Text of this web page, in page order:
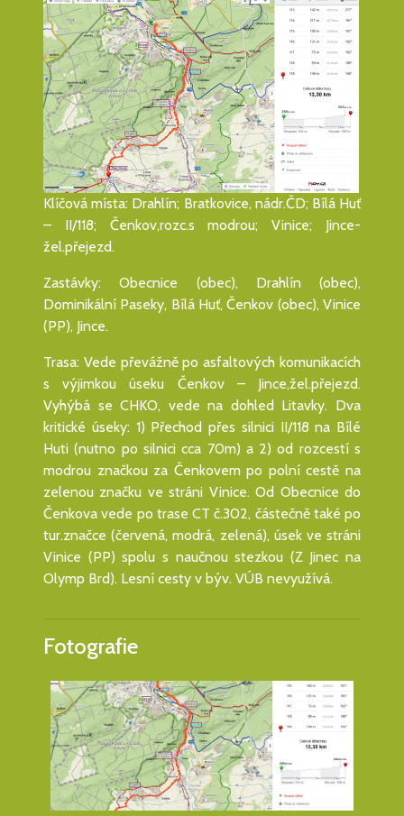
Klíčová místa: Drahlín; Bratkovice, nádr.ČD; Bílá Huť
– II/118; Čenkov,rozc.s modrou; Vinice; Jince-
žel.přejezd.
Zastávky: Obecnice (obec), Drahlín (obec),
Dominikální Paseky, Bílá Huť, Čenkov (obec), Vinice
(PP), Jince.
Trasa: Vede převážně po asfaltových komunikacích
s výjimkou úseku Čenkov – Jince,žel.přejezd.
Vyhýbá se CHKO, vede na dohled Litavky. Dva
kritické úseky: 1) Přechod přes silnici II/118 na Bílé
Huti (nutno po silnici cca 70m) a 2) od rozcestí s
modrou značkou za Čenkovem po polní cestě na
zelenou značku ve stráni Vinice. Od Obecnice do
Čenkova vede po trase CT č.302, částečně také po
tur.značce (červená, modrá, zelená), úsek ve stráni
Vinice (PP) spolu s naučnou stezkou (Z Jinec na
Olymp Brd). Lesní cesty v býv. VÚB nevyužívá.
Fotografie